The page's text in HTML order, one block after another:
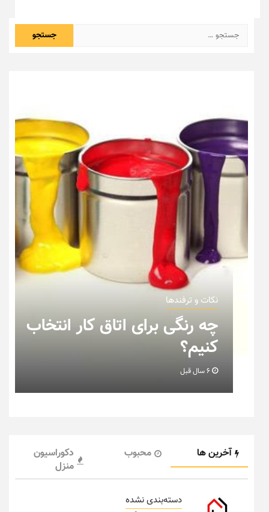
جستجو
برای:
انتخاب
نکات و ترفندها
نکاتی که باید به هنگام
خانه عروس بدانیم +
آخرین ها محبوب
دکوراسیون
منزل
دسته‌بندی نشده